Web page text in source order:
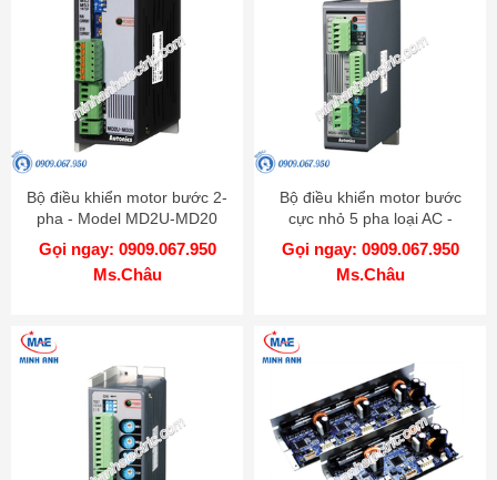
Bộ điều khiển motor bước 2-
pha - Model MD2U-MD20
Gọi ngay: 0909.067.950
Ms.Châu
Bộ điều khiển motor bước
cực nhỏ 5 pha loại AC -
Model MD5-HF14
Gọi ngay: 0909.067.950
Ms.Châu